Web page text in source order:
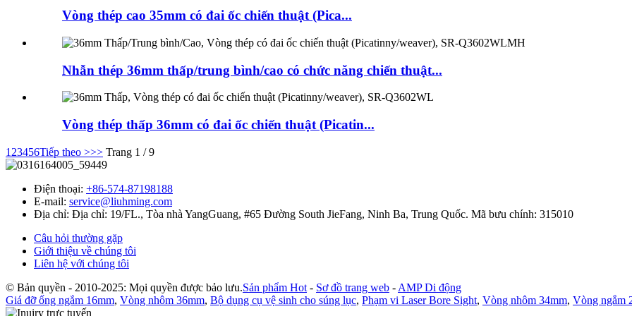
Vòng thép cao 35mm có đai ốc chiến thuật (Pica...
Nhẫn thép 36mm thấp/trung bình/cao có chức năng chiến thuật...
Vòng thép thấp 36mm có đai ốc chiến thuật (Picatin...
1 23456Tiếp theo >>> Trang 1 / 9
Điện thoại: +86-574-87198188
E-mail: service@liuhming.com
Địa chỉ: Địa chỉ: 19/FL., Tòa nhà YangGuang, #65 Đường South JieFang, Ninh Ba, Trung Quốc. Mã bưu chính: 315010
Câu hỏi thường gặp
Giới thiệu về chúng tôi
Liên hệ với chúng tôi
© Bản quyền - 2010-2025: Mọi quyền được bảo lưu.Sản phẩm Hot - Sơ đồ trang web - AMP Di động
Giá đỡ ống ngắm 16mm, Vòng nhôm 36mm, Bộ dụng cụ vệ sinh cho súng lục, Phạm vi Laser Bore Sight, Vòng nhôm 34mm, Vòng ngắm